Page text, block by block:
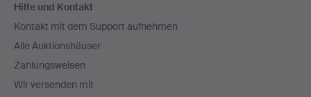
Navigation
Hilfe und Kontakt
Kontakt mit dem Support aufnehmen
Alle Auktionshäuser
Zahlungsweisen
Wir versenden mit